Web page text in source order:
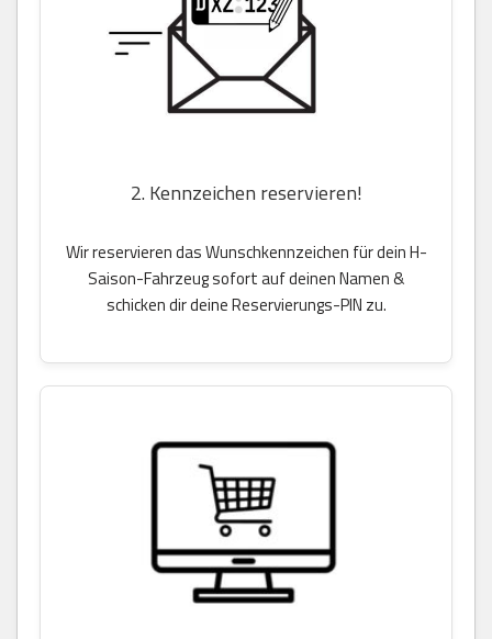
2. Kennzeichen reservieren!
Wir reservieren das Wunschkennzeichen für dein H-
Saison-Fahrzeug sofort auf deinen Namen &
schicken dir deine Reservierungs-PIN zu.